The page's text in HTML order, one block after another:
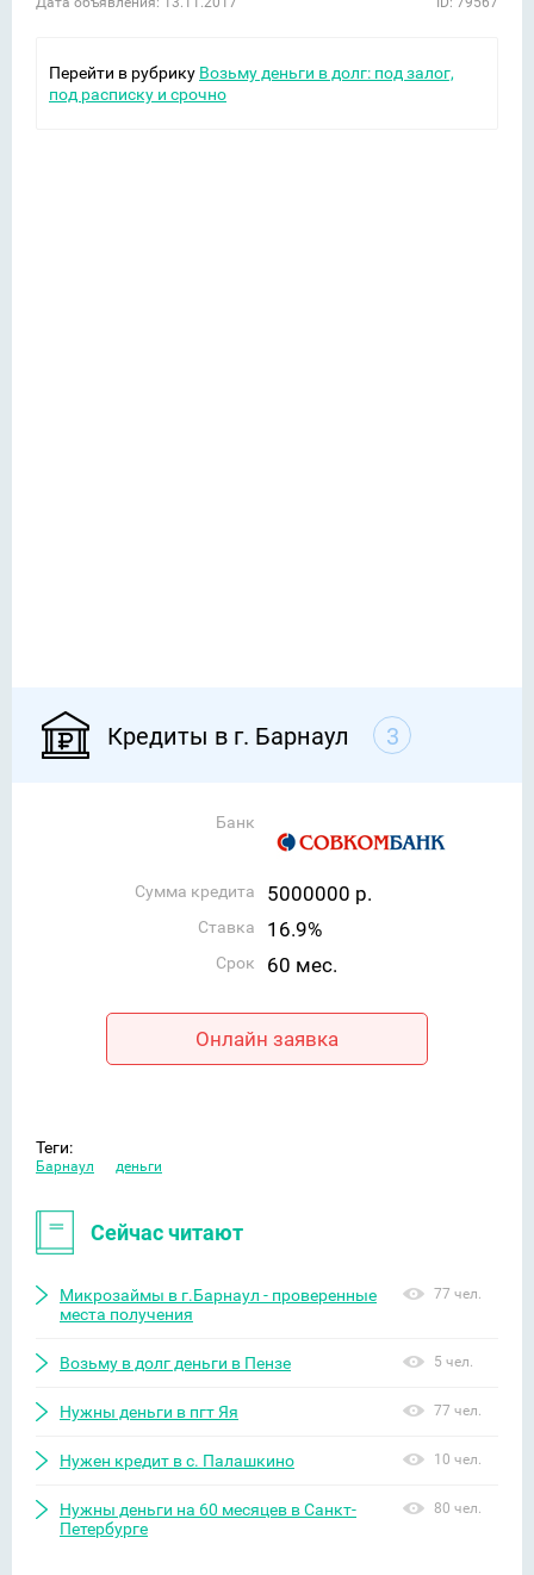
Перейти в рубрику Возьму деньги в долг: под залог,
под расписку и срочно
Кредиты в г. Барнаул 3
Банк
Сумма кредита 5000000 р.
Ставка 16.9%
Срок 60 мес.
Онлайн заявка
Теги:
Барнаул деньги
Сейчас читают
Микрозаймы в г.Барнаул - проверенные
места получения
77 чел.
Возьму в долг деньги в Пензе 5 чел.
Нужны деньги в пгт Яя 77 чел.
Нужен кредит в с. Палашкино 10 чел.
Нужны деньги на 60 месяцев в Санкт-
Петербурге
80 чел.